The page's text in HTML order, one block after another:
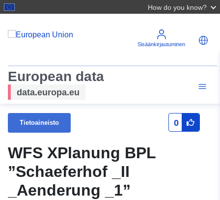
How do you know?
Sisäänkirjautuminen
European data
data.europa.eu
Tietoaineisto 0
WFS XPlanung BPL
”Schaeferhof _II
_Aenderung _1”